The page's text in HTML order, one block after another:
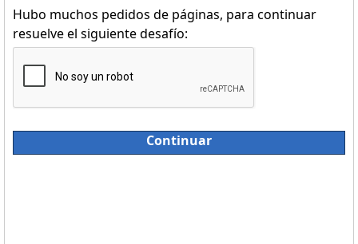
Hubo muchos pedidos de páginas, para continuar
resuelve el siguiente desafío:
Continuar